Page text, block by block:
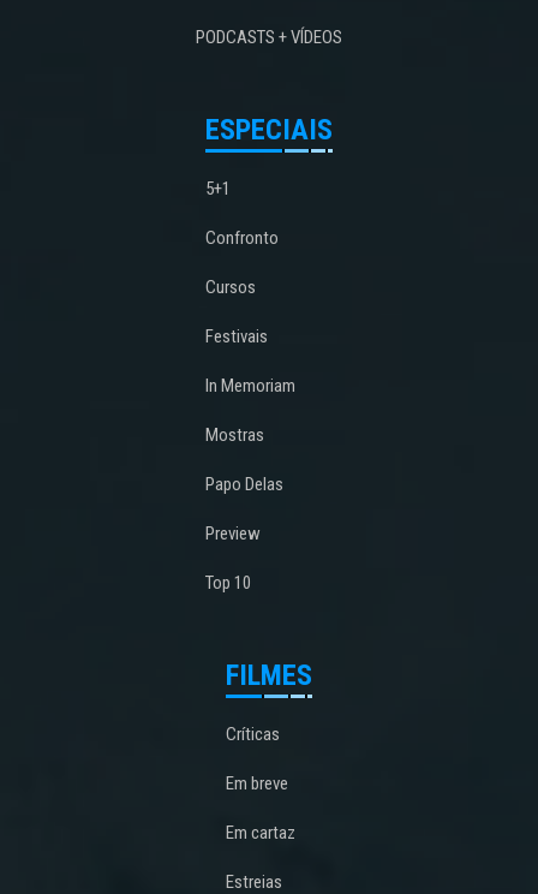
PODCASTS + VÍDEOS
ESPECIAIS
5+1
Confronto
Cursos
Festivais
In Memoriam
Mostras
Papo Delas
Preview
Top 10
FILMES
Críticas
Em breve
Em cartaz
Estreias